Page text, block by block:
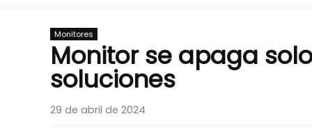
Monitores
Monitor se apaga
soluciones
29 de abril de 2024